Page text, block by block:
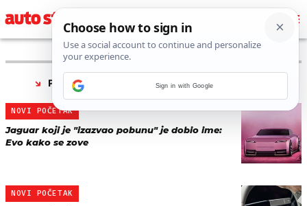
PRONAĐENO 41 REZULTATA ZA TAG “
NOVI POČETAK
Jaguar koji je "izazvao pobunu" je dobio ime:
Evo kako se zove
NOVI POČETAK
Sign in with Google